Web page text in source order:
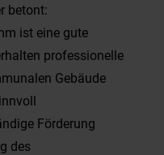
betont:
ist eine gute
professionelle
Gebäude
Förderung
des